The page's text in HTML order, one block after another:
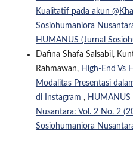
Kualitatif pada akun
Sosiohumaniora
HUMANUS (Jurnal
Dafina Shafa Salsabil,
Rahmawan, High-End Vs
Modalitas Presentasi
di Instagram , HUMANUS
Nusantara: Vol. 2 No. 2
Sosiohumaniora